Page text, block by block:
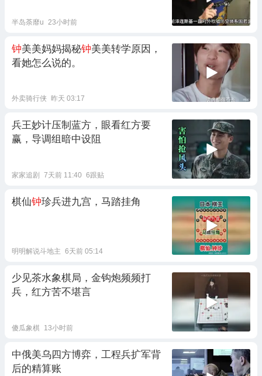
半岛荼靡u 23小时前
钟美美妈妈揭秘钟美美转学原因，
看她怎么说的。
外卖骑行侠 昨天 03:17
兵王妙计压制蓝方，眼看红方要
赢，导调组暗中设阻
家家追剧 7天前 11:40 6跟贴
棋仙钟珍兵进九宫，马踏挂角
明明解说斗地主 6天前 05:14
少见茶水象棋局，金钩炮频频打
兵，红方苦不堪言
傻瓜象棋 13小时前
中俄美乌四方博弈，工程兵扩军背
后的精算账